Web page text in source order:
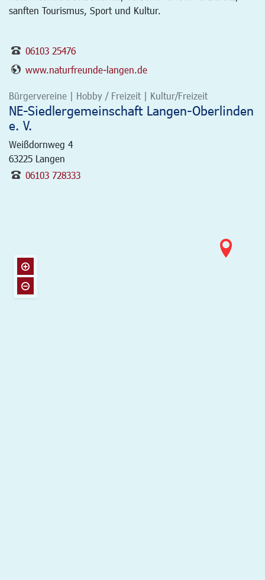
sanften Tourismus, Sport und Kultur.
06103 25476
www.naturfreunde-langen.de
Bürgervereine | Hobby / Freizeit | Kultur/Freizeit
NE-Siedlergemeinschaft Langen-Oberlinden
e. V.
Weißdornweg 4
63225 Langen
06103 728333